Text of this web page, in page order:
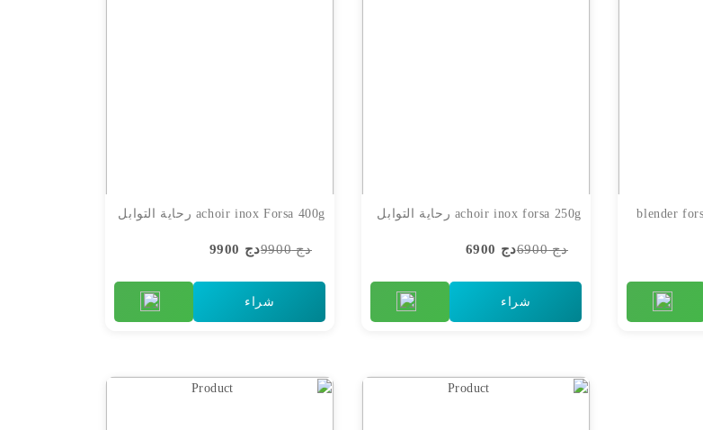
achoir inox Forsa 400g رحاية التوابل
دج 9900 دج 9900
شراء
achoir inox forsa 250g رحاية التوابل
دج 6900 دج 6900
شراء